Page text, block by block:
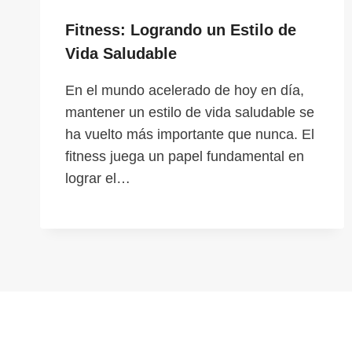
Fitness: Logrando un Estilo de
Vida Saludable
En el mundo acelerado de hoy en día,
mantener un estilo de vida saludable se
ha vuelto más importante que nunca. El
fitness juega un papel fundamental en
lograr el…